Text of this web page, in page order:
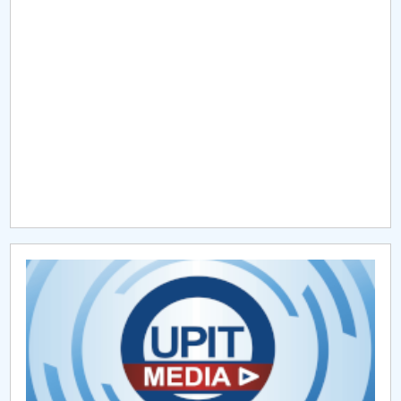
CAR2026
MENIU CANTINA
Platforme utile FECC (CUP)
Ghidul bobocului FECC (CUP)